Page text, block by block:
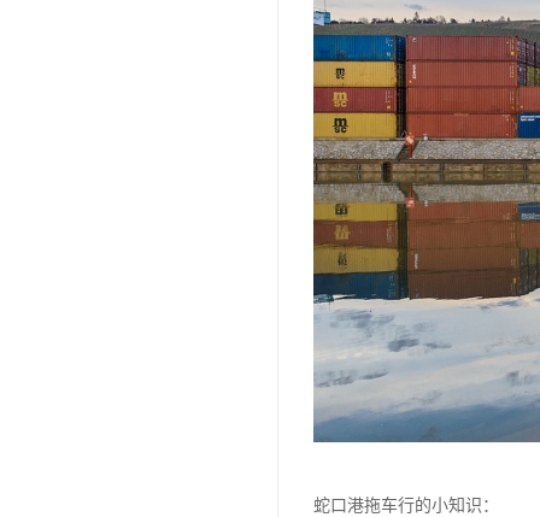
蛇口港拖车行的小知识：